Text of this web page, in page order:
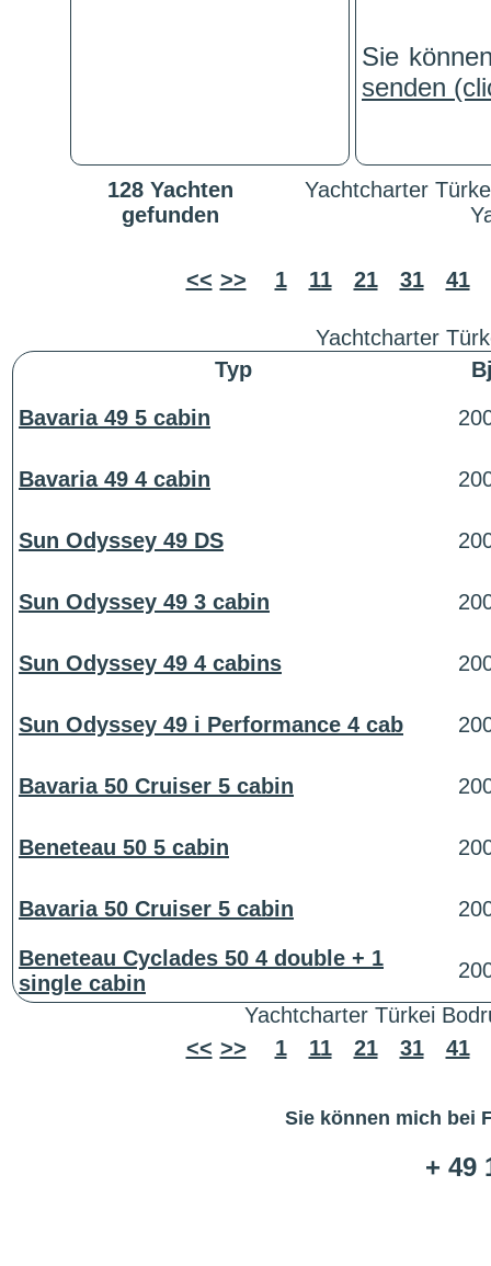
Sie
senden
128 Yachten
gefunden
Yachtcharter
<< >> 1 11 21 31 41
Yachtcharter
Typ
Bavaria 49 5 cabin
Bavaria 49 4 cabin
Sun Odyssey 49 DS
Sun Odyssey 49 3 cabin
Sun Odyssey 49 4 cabins
Sun Odyssey 49 i Performance 4 cab
Bavaria 50 Cruiser 5 cabin
Beneteau 50 5 cabin
Bavaria 50 Cruiser 5 cabin
Beneteau Cyclades 50 4 double + 1
single cabin
Yachtcharter Türkei
<< >> 1 11 21 31 41
Sie können mich bei
+ 49